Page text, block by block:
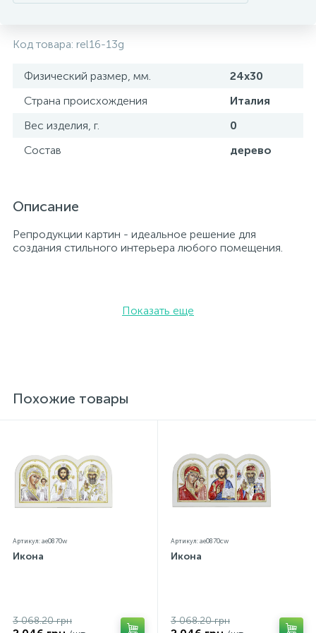
Код товара: rel16-13g
Физический размер, мм.
24х30
Страна происхождения
Италия
Вес изделия, г.
0
Состав
дерево
Описание
Репродукции картин - идеальное решение для
создания стильного интерьера любого помещения.
Показать еще
Похожие товары
Артикул: ae0870w
Икона
3 068.20 грн
Артикул: ae0870cw
Икона
3 068.20 грн